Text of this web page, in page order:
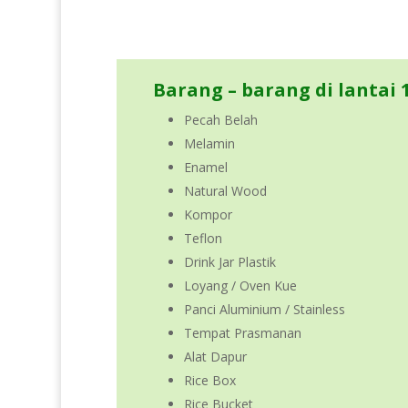
Barang – barang di lantai
Pecah Belah
Melamin
Enamel
Natural Wood
Kompor
Teflon
Drink Jar Plastik
Loyang / Oven Kue
Panci Aluminium / Stainless
Tempat Prasmanan
Alat Dapur
Rice Box
Rice Bucket